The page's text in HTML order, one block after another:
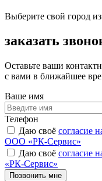
Выберите свой город
заказать
Оставьте ваши
с вами в ближайшее
Ваше имя
Телефон
Даю своё согласие
ООО «РК-Сервис»
Даю своё согласие
«РК-Сервис»
Позвонить мне